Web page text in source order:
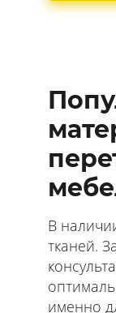
В
тканей.
именно